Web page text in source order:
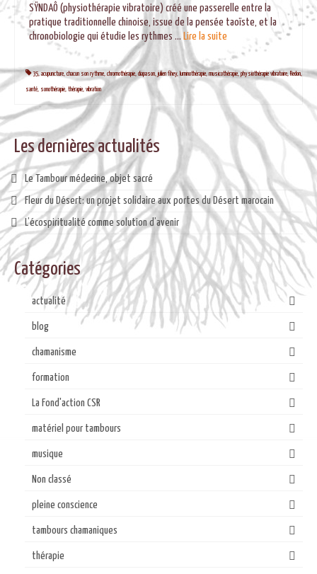
SŸNDAÔ (physiothérapie vibratoire) créé une passerelle entre la
pratique traditionnelle chinoise, issue de la pensée taoïste, et la
chronobiologie qui étudie les rythmes … Lire la suite­­
35, acupuncture, chacun son rythme, chromothérapie, diapason, julien fihey, luminothérapie, musicothérapie, physiothérapie vibratoire,Redon,
santé, sonothérapie, thérapie, vibration
Les dernières actualités
Le Tambour médecine, objet sacré
Fleur du Désert: un projet solidaire aux portes du Désert marocain
L’écospiritualité comme solution d’avenir
Catégories
actualité
blog
chamanisme
formation
La Fond'action CSR
matériel pour tambours
musique
Non classé
pleine conscience
tambours chamaniques
thérapie